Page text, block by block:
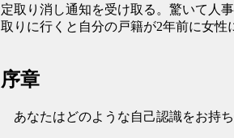
定取り消し通知を受け取る。驚いて人
取りに行くと自分の戸籍が2年前に女性
序章
あなたはどのような自己認識をお持